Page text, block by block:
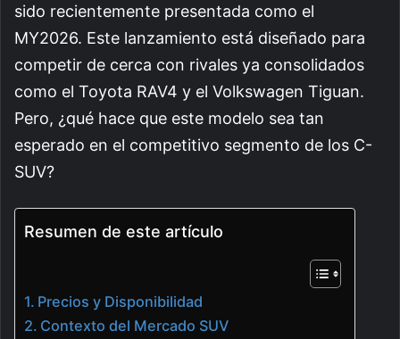
sido recientemente presentada como el
MY2026. Este lanzamiento está diseñado para
competir de cerca con rivales ya consolidados
como el Toyota RAV4 y el Volkswagen Tiguan.
Pero, ¿qué hace que este modelo sea tan
esperado en el competitivo segmento de los C-
SUV?
Resumen de este artículo
Precios y Disponibilidad
Contexto del Mercado SUV